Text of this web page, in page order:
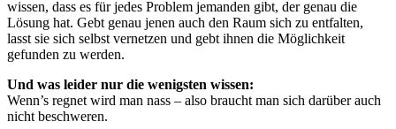
wissen, dass es für jedes Problem jemanden gibt, der genau die
Lösung hat. Gebt genau jenen auch den Raum sich zu entfalten,
lasst sie sich selbst vernetzen und gebt ihnen die Möglichkeit
gefunden zu werden.
Und was leider nur die wenigsten wissen:
Wenn’s regnet wird man nass – also braucht man sich darüber auch
nicht beschweren.